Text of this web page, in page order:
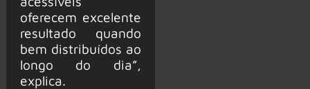
oferecem excelente
resultado quando
bem distribuídos ao
longo do dia”,
explica.